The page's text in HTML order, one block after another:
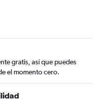
gratis, así que puedes
el momento cero.